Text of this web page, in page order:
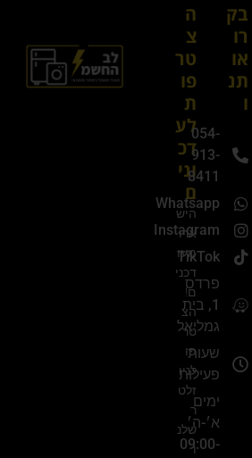
ה
צ
טר
פו
ת
לע
דכ
וני
ם
היש
ארו
מעו
דכני
ם!
הצ
טר
פו
לניו
זלט
ר
שלנ
ו
בק
רו
או
תנ
ו
054-
913-
8411
Whatsapp
Instagram
TikTok
פרדס
1, בית
גמליאל
שעות
פעילות
ימים
א׳-ה׳
09:00-